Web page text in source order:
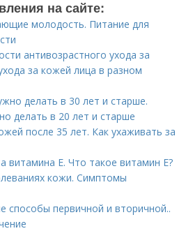
на сайте:
молодость. Питание для
антивозрастного ухода за
за кожей лица в разном
делать в 30 лет и старше.
делать в 20 лет и старше
после 35 лет. Как ухаживать за
витамина E. Что такое витамин Е?
кожи. Симптомы
способы первичной и вторичной..